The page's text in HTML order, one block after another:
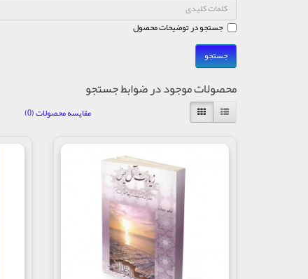
جستجو در توضیحات محصول
محصولات موجود در ضوابط جستجو
مقایسه محصولات (0)